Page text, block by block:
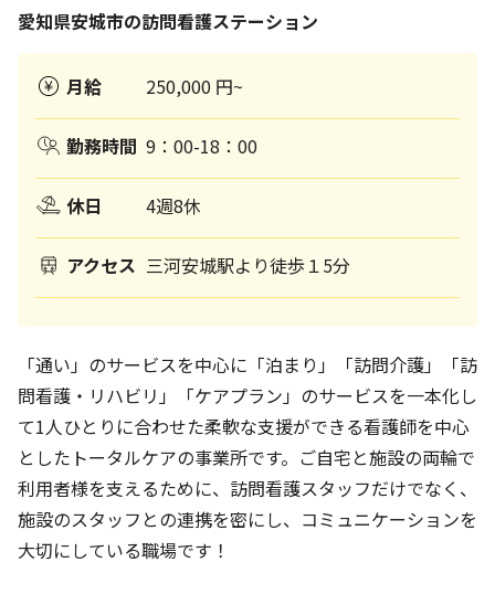
愛知県安城市の訪問看護ステーション
月給 250,000 円~
勤務時間 9：00-18：00
休日 4週8休
アクセス 三河安城駅より徒歩１5分
「通い」のサービスを中心に「泊まり」「訪問介護」「訪
問看護・リハビリ」「ケアプラン」のサービスを一本化し
て1人ひとりに合わせた柔軟な支援ができる看護師を中心
としたトータルケアの事業所です。ご自宅と施設の両輪で
利用者様を支えるために、訪問看護スタッフだけでなく、
施設のスタッフとの連携を密にし、コミュニケーションを
大切にしている職場です！